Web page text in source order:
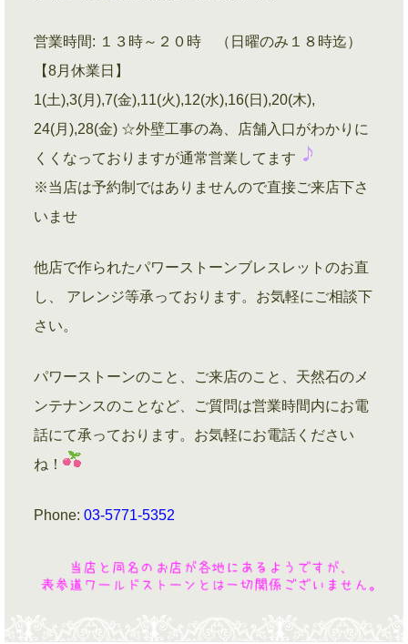
営業時間: １３時～２０時 （日曜のみ１８時迄）
【8月休業日】
1(土),3(月),7(金),11(火),12(水),16(日),20(木),
24(月),28(金) ☆外壁工事の為、店舗入口がわかりに
くくなっておりますが通常営業してます
※当店は予約制ではありませんので直接ご来店下さ
いませ
他店で作られたパワーストーンブレスレットのお直
し、 アレンジ等承っております。お気軽にご相談下
さい。
パワーストーンのこと、ご来店のこと、天然石のメ
ンテナンスのことなど、ご質問は営業時間内にお電
話にて承っております。お気軽にお電話ください
ね！
Phone: 03-5771-5352